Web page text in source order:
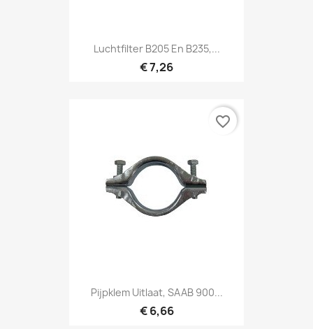
Luchtfilter B205 En B235,...
€ 7,26
Pijpklem Uitlaat, SAAB 900...
€ 6,66
favorite_border